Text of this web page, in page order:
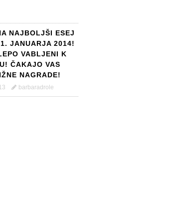
NAJBOLJŠI ESEJ
JANUARJA 2014!
VABLJENI K
ČAKAJO VAS
NAGRADE!
barbaradrole